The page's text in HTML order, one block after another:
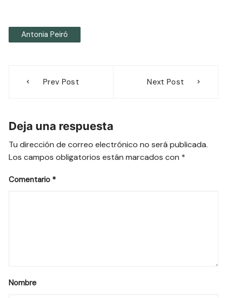
Antonia Peiró
Prev Post Next Post
Deja una respuesta
Tu dirección de correo electrónico no será publicada.
Los campos obligatorios están marcados con *
Comentario *
Nombre